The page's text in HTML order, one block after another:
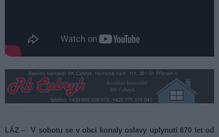
LÁZ – V sobotu se v obci konaly oslavy uplynutí 670 let od